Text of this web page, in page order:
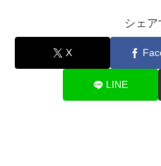
シェア
X
LINE